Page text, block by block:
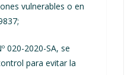
vulnerables o en
020-2020-SA, se
para evitar la